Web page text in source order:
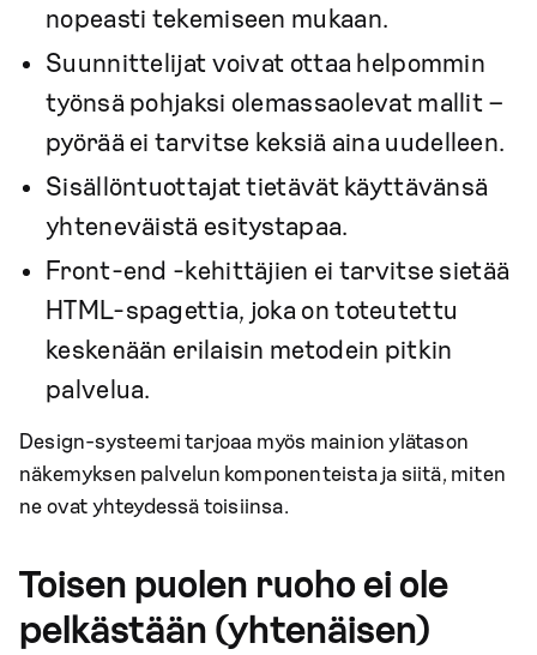
nopeasti tekemiseen mukaan.
Suunnittelijat voivat ottaa helpommin
työnsä pohjaksi olemassaolevat mallit –
pyörää ei tarvitse keksiä aina uudelleen.
Sisällöntuottajat tietävät käyttävänsä
yhteneväistä esitystapaa.
Front-end -kehittäjien ei tarvitse sietää
HTML-spagettia, joka on toteutettu
keskenään erilaisin metodein pitkin
palvelua.
Design-systeemi tarjoaa myös mainion ylätason
näkemyksen palvelun komponenteista ja siitä, miten
ne ovat yhteydessä toisiinsa.
Toisen puolen ruoho ei ole
pelkästään (yhtenäisen)